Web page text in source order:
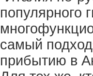
популярного
самый
прибытию в